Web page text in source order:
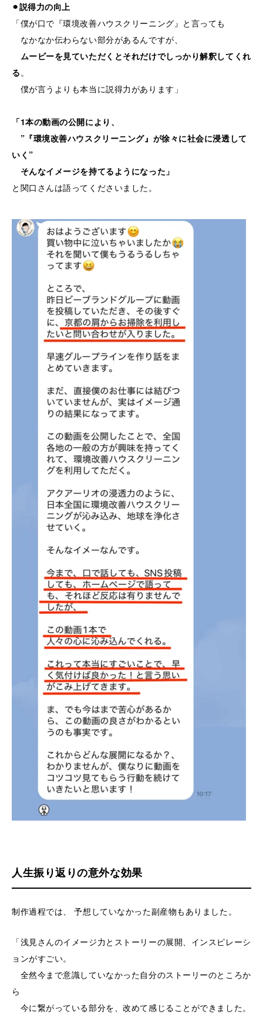
⚫︎説得力の向上
「僕が口で『環境改善ハウスクリーニング』と言っても
なかなか伝わらない部分があるんですが、
ムービーを見ていただくとそれだけでしっかり解釈してくれ
る。
僕が言うよりも本当に説得力があります」
「1本の動画の公開により、
”『環境改善ハウスクリーニング』が徐々に社会に浸透して
いく”
そんなイメージを持てるようになった」
と関口さんは語ってくださいました。
人生振り返りの意外な効果
制作過程では、 予想していなかった副産物もありました。
「浅見さんのイメージ力とストーリーの展開、インスピレーシ
ョンがすごい。
全然今まで意識していなかった自分のストーリーのところか
ら
今に繋がっている部分を、改めて感じることができました。